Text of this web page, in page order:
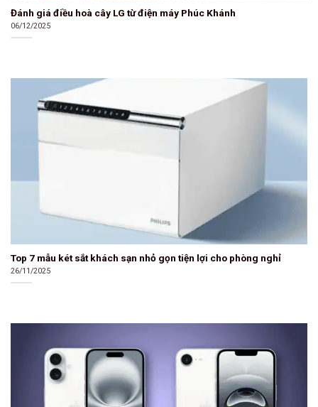
Đánh giá điều hoà cây LG từ điện máy Phúc Khánh
06/12/2025
Top 7 mẫu két sắt khách sạn nhỏ gọn tiện lợi cho phòng nghỉ
26/11/2025